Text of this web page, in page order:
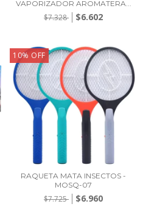
VAPORIZADOR AROMATERA...
$7.328 $6.602
10% OFF
RAQUETA MATA INSECTOS -
MOSQ-07
$7.725 $6.960